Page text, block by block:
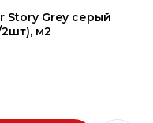
Story Grey серый
м2